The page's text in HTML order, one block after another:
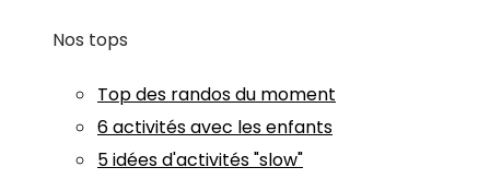
Nos tops
Top des randos du moment
6 activités avec les enfants
5 idées d'activités "slow"